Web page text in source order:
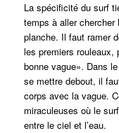
La spécificité du surf
temps à aller
planche. Il faut ramer
les premiers rouleaux,
bonne vague». Dans
se mettre debout, il
corps avec la vague.
miraculeuses où le
entre le ciel et l’eau.